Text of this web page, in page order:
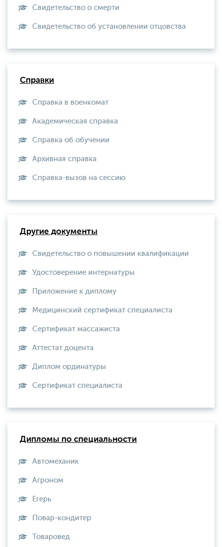
Свидетельство о смерти
Свидетельство об установлении отцовства
Справки
Справка в военкомат
Академическая справка
Справка об обучении
Архивная справка
Справка-вызов на сессию
Другие документы
Свидетельство о повышении квалификации
Удостоверение интернатуры
Приложение к диплому
Медицинский сертификат специалиста
Сертификат массажиста
Аттестат доцента
Диплом ординатуры
Сертификат специалиста
Дипломы по специальности
Автомеханик
Агроном
Егерь
Повар-кондитер
Товаровед